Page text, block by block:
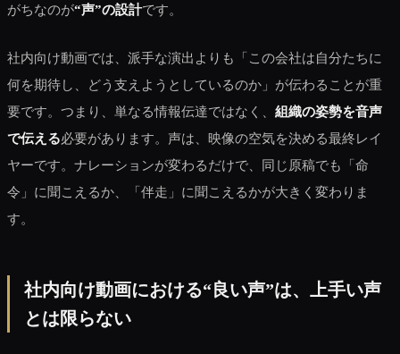
がちなのが“声”の設計です。
社内向け動画では、派手な演出よりも「この会社は自分たちに
何を期待し、どう支えようとしているのか」が伝わることが重
要です。つまり、単なる情報伝達ではなく、 組織の姿勢を音声
で伝える必要があります。声は、映像の空気を決める最終レイ
ヤーです。ナレーションが変わるだけで、同じ原稿でも「命
令」に聞こえるか、「伴走」に聞こえるかが大きく変わりま
す。
社内向け動画における“良い声”は、上手い声
とは限らない